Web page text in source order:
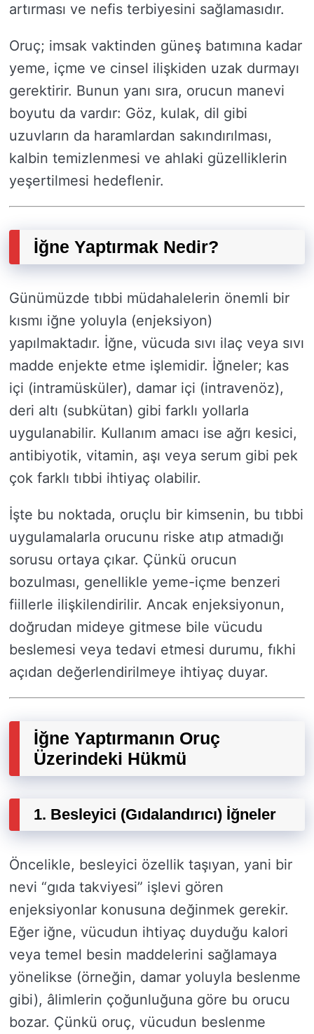
artırması ve nefis terbiyesini sağlamasıdır.
Oruç; imsak vaktinden güneş batımına kadar
yeme, içme ve cinsel ilişkiden uzak durmayı
gerektirir. Bunun yanı sıra, orucun manevi
boyutu da vardır: Göz, kulak, dil gibi
uzuvların da haramlardan sakındırılması,
kalbin temizlenmesi ve ahlaki güzelliklerin
yeşertilmesi hedeflenir.
İğne Yaptırmak Nedir?
Günümüzde tıbbi müdahalelerin önemli bir
kısmı iğne yoluyla (enjeksiyon)
yapılmaktadır. İğne, vücuda sıvı ilaç veya sıvı
madde enjekte etme işlemidir. İğneler; kas
içi (intramüsküler), damar içi (intravenöz),
deri altı (subkütan) gibi farklı yollarla
uygulanabilir. Kullanım amacı ise ağrı kesici,
antibiyotik, vitamin, aşı veya serum gibi pek
çok farklı tıbbi ihtiyaç olabilir.
İşte bu noktada, oruçlu bir kimsenin, bu tıbbi
uygulamalarla orucunu riske atıp atmadığı
sorusu ortaya çıkar. Çünkü orucun
bozulması, genellikle yeme-içme benzeri
fiillerle ilişkilendirilir. Ancak enjeksiyonun,
doğrudan mideye gitmese bile vücudu
beslemesi veya tedavi etmesi durumu, fıkhi
açıdan değerlendirilmeye ihtiyaç duyar.
İğne Yaptırmanın Oruç
Üzerindeki Hükmü
1. Besleyici (Gıdalandırıcı) İğneler
Öncelikle, besleyici özellik taşıyan, yani bir
nevi “gıda takviyesi” işlevi gören
enjeksiyonlar konusuna değinmek gerekir.
Eğer iğne, vücudun ihtiyaç duyduğu kalori
veya temel besin maddelerini sağlamaya
yönelikse (örneğin, damar yoluyla beslenme
gibi), âlimlerin çoğunluğuna göre bu orucu
bozar. Çünkü oruç, vücudun beslenme